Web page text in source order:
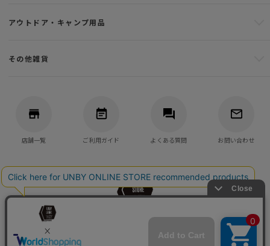
アウトドア・キャンプ用品
その他雑貨
店舗一覧 ご利用ガイド よくある質問 お問い合わせ
UNBY GENERAL GOODS STORE